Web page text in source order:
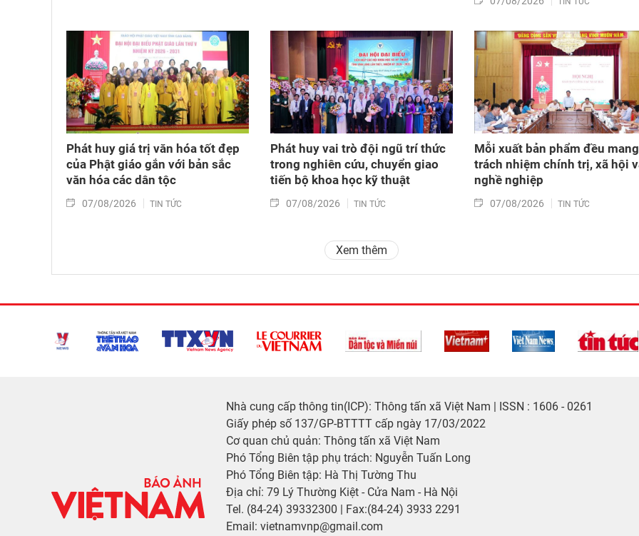
Phát huy giá trị văn hóa tốt đẹp
của Phật giáo gắn với bản sắc
văn hóa các dân tộc
07/08/2026 TIN TỨC
Phát huy vai trò đội ngũ trí thức
trong nghiên cứu, chuyển giao
tiến bộ khoa học kỹ thuật
07/08/2026 TIN TỨC
Mỗi xuất bản phẩm đều mang
trách nhiệm chính trị, xã hội
nghề nghiệp
07/08/2026 TIN TỨC
Xem thêm
Nhà cung cấp thông tin(ICP): Thông tấn xã Việt Nam | ISSN : 1606 - 0261
Giấy phép số 137/GP-BTTTT cấp ngày 17/03/2022
Cơ quan chủ quản: Thông tấn xã Việt Nam
Phó Tổng Biên tập phụ trách: Nguyễn Tuấn Long
Phó Tổng Biên tập: Hà Thị Tường Thu
Địa chỉ: 79 Lý Thường Kiệt - Cửa Nam - Hà Nội
Tel. (84-24) 39332300 | Fax:(84-24) 3933 2291
Email: vietnamvnp@gmail.com